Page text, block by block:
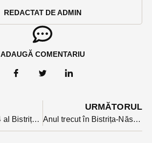
REDACTAT DE ADMIN
ADAUGĂ COMENTARIU
Bugetul pe 2024 al Bistriței: 250 de obiective de investiții, unele extinse în anii viitori. Top 10 priorități
URMĂTORUL
Anul trecut în Bistrița-Năsăud cele mai multe vânzări de case și terenuri s-au făcut în noiembrie. În ianuarie s-au vândut cele mai puține.